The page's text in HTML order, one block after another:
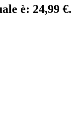
è: 24,99 €.